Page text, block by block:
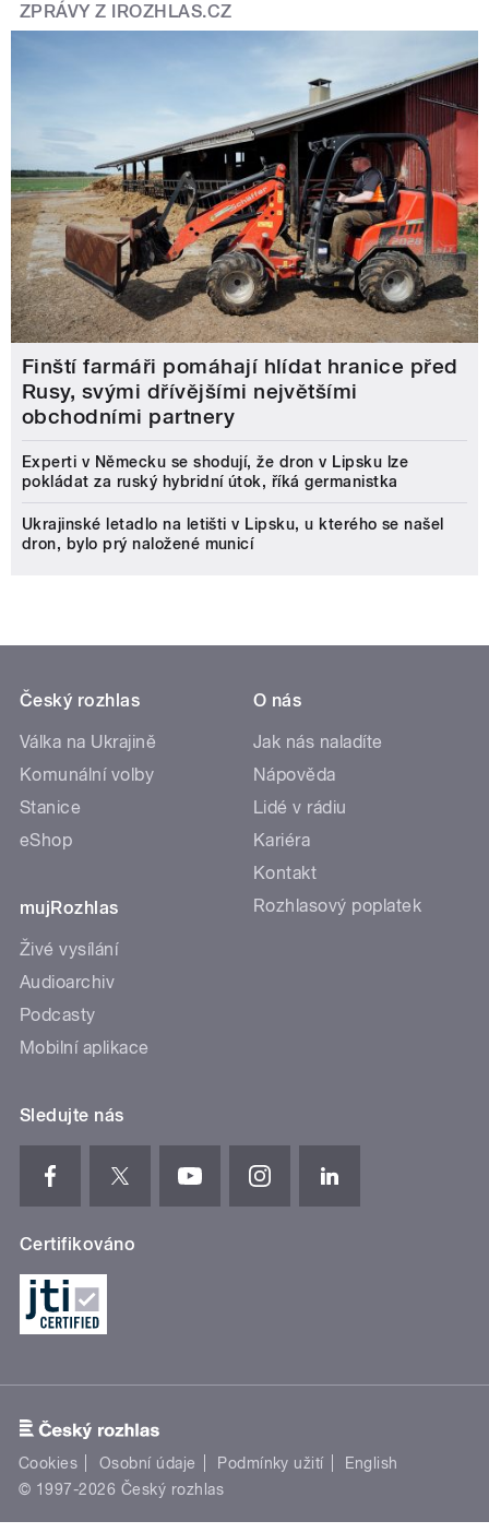
ZPRÁVY Z IROZHLAS.CZ
Finští farmáři pomáhají hlídat hranice před
Rusy, svými dřívějšími největšími
obchodními partnery
Experti v Německu se shodují, že dron v Lipsku lze
pokládat za ruský hybridní útok, říká germanistka
Ukrajinské letadlo na letišti v Lipsku, u kterého se našel
dron, bylo prý naložené municí
Český rozhlas
Válka na Ukrajině
Komunální volby
Stanice
eShop
mujRozhlas
Živé vysílání
Audioarchiv
Podcasty
Mobilní aplikace
O nás
Jak nás naladíte
Nápověda
Lidé v rádiu
Kariéra
Kontakt
Rozhlasový poplatek
Sledujte nás
Certifikováno
Cookies Osobní údaje Podmínky užití
English
© 1997-2026 Český rozhlas